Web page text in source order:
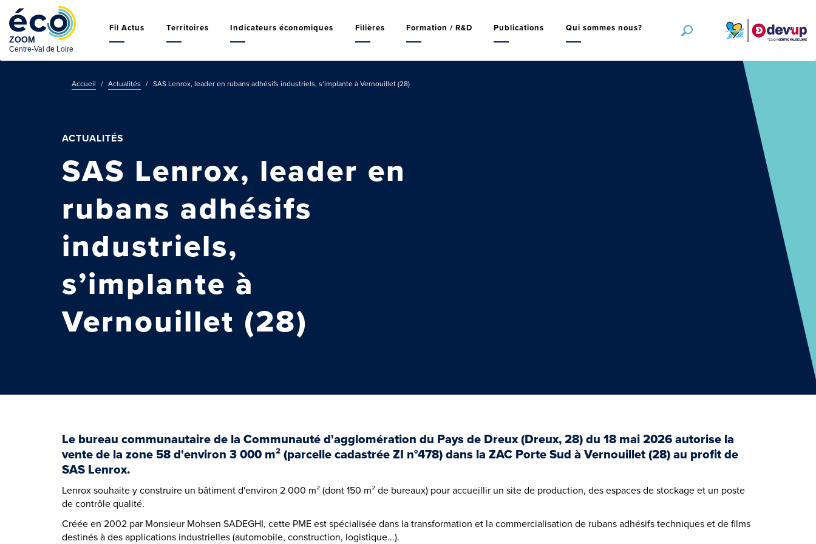
Aller
au
contenu
principal
Fil Actus Territoires Indicateurs économiques Filières Formation / R&D Publications Qui sommes nous?
Accueil Actualités SAS Lenrox, leader en rubans adhésifs industriels, s’implante à Vernouillet (28)
ACTUALITÉS
SAS Lenrox, leader en
rubans adhésifs
industriels,
s’implante à
Vernouillet (28)
Le bureau communautaire de la Communauté d'agglomération du Pays de Dreux (Dreux, 28) du 18 mai 2026 autorise la
vente de la zone 58 d'environ 3 000 m² (parcelle cadastrée ZI n°478) dans la ZAC Porte Sud à Vernouillet (28) au profit de
SAS Lenrox.
Lenrox souhaite y construire un bâtiment d'environ 2 000 m² (dont 150 m² de bureaux) pour accueillir un site de production, des espaces de stockage et un poste
de contrôle qualité.
Créée en 2002 par Monsieur Mohsen SADEGHI, cette PME est spécialisée dans la transformation et la commercialisation de rubans adhésifs techniques et de films
destinés à des applications industrielles (automobile, construction, logistique...).